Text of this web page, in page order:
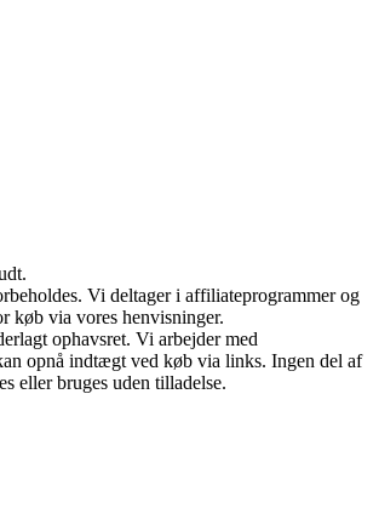
Vi deltager i affiliateprogrammer og
køb via vores henvisninger.
ophavsret. Vi arbejder med
opnå indtægt ved køb via links. Ingen del af
eller bruges uden tilladelse.